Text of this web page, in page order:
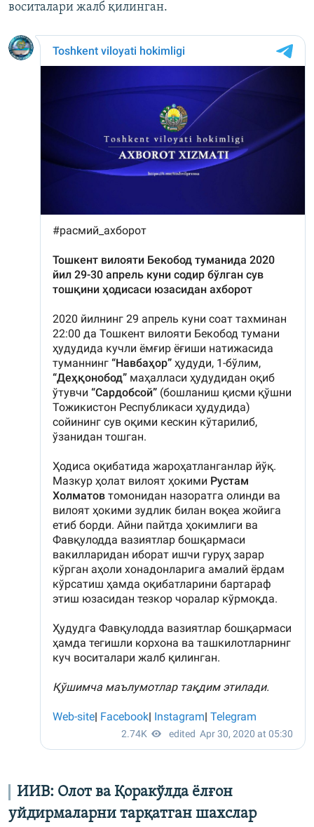
воситалари жалб қилинган.
ИИВ: Олот ва Қоракўлда ёлғон
уйдирмаларни тарқатган шахслар